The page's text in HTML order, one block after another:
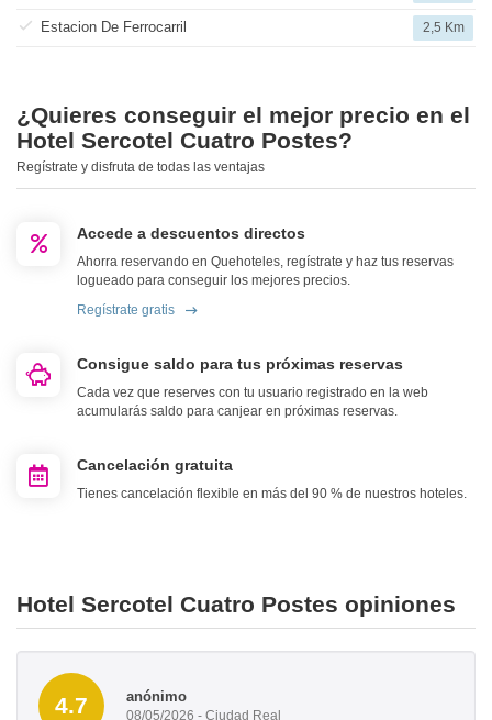
Estacion De Ferrocarril 2,5 Km
¿Quieres conseguir el mejor precio en el
Hotel Sercotel Cuatro Postes?
Regístrate y disfruta de todas las ventajas
Accede a descuentos directos
Ahorra reservando en Quehoteles, regístrate y haz tus reservas
logueado para conseguir los mejores precios.
Regístrate gratis
Consigue saldo para tus próximas reservas
Cada vez que reserves con tu usuario registrado en la web
acumularás saldo para canjear en próximas reservas.
Cancelación gratuita
Tienes cancelación flexible en más del 90 % de nuestros hoteles.
Hotel Sercotel Cuatro Postes opiniones
4.7 anónimo
08/05/2026 - Ciudad Real